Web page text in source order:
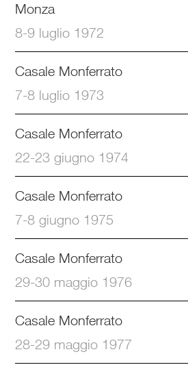
Monza
8-9 luglio 1972
Casale Monferrato
7-8 luglio 1973
Casale Monferrato
22-23 giugno 1974
Casale Monferrato
7-8 giugno 1975
Casale Monferrato
29-30 maggio 1976
Casale Monferrato
28-29 maggio 1977